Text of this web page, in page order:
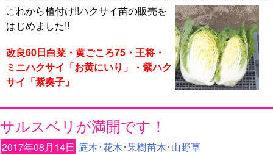
これから植付け!!ハクサイ苗の販売を
はじめました!!
改良60日白菜・黄ごころ75・王将・
ミニハクサイ「お黄にいり」・紫ハク
サイ「紫奏子」
サルスベリが満開です！
2017年08月14日 庭木･花木･果樹苗木･山野草